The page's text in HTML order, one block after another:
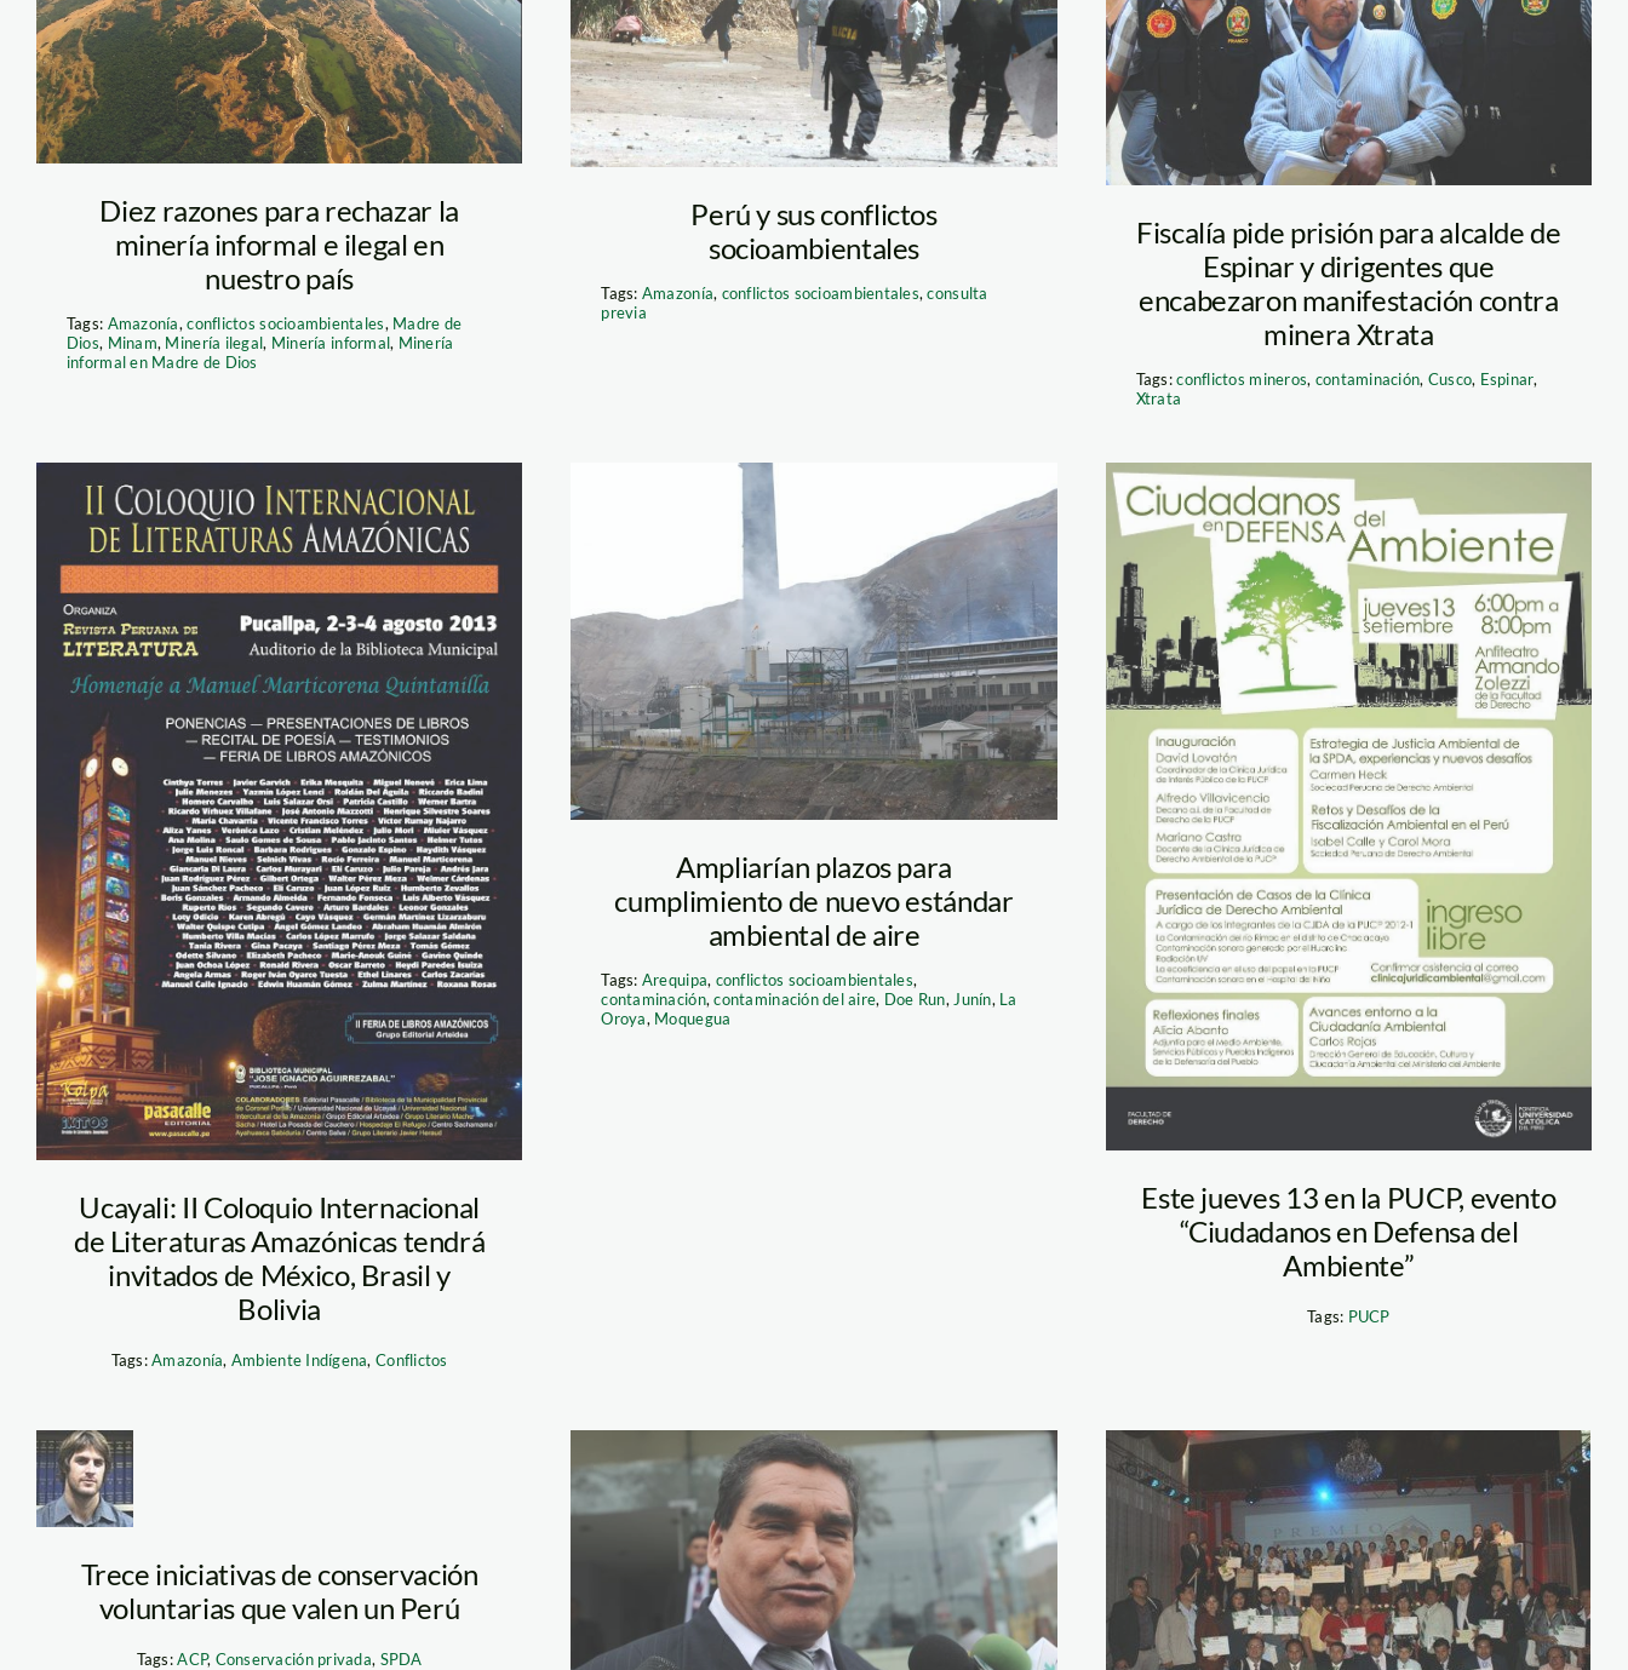
minería mdd
Diez razones para rechazar la
minería informal e ilegal en
nuestro país
Tags: Amazonía,conflictos socioambientales, Madre de
Dios, Minam, Minería ilegal, Minería informal, Minería
informal en Madre de Dios
sociales. Foto:
Perú 21
sociales. Foto: Perú 21
Perú y sus conflictos
socioambientales
Tags: Amazonía, conflictos socioambientales,consulta
previa
Fiscalía pide prisión para alcalde de
Espinar y dirigentes que
encabezaron manifestación contra
minera Xtrata
Tags:conflictos mineros, contaminación, Cusco, Espinar,
Xtrata
afiche
coloquioOK
chico
Ucayali: II Coloquio Internacional
de Literaturas Amazónicas tendrá
invitados de México, Brasil y
Bolivia
Tags:Amazonía, Ambiente Indígena,Conflictos
doe_run_la_oroya_dp
Ampliarían plazos para
cumplimiento de nuevo estándar
ambiental de aire
Tags: Arequipa, conflictos socioambientales,
contaminación,contaminación del aire, Doe Run, Junín, La
Oroya, Moquegua
Este jueves 13 en la PUCP, evento
“Ciudadanos en Defensa del
Ambiente”
Tags: PUCP
monteferri_bruno_1
Trece iniciativas de conservación
voluntarias que valen un Perú
Tags:ACP, Conservación privada, SPDA
Congresista-
Amado-Romero